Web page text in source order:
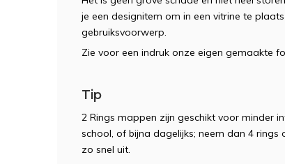
je een designitem om in een vitrine te
gebruiksvoorwerp.
Zie voor een indruk onze eigen gemaakte
Tip
2 Rings mappen zijn geschikt voor minder
school, of bijna dagelijks; neem dan 4
zo snel uit.